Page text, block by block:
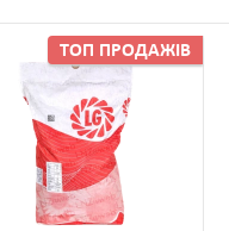
ТОП ПРОДАЖIВ